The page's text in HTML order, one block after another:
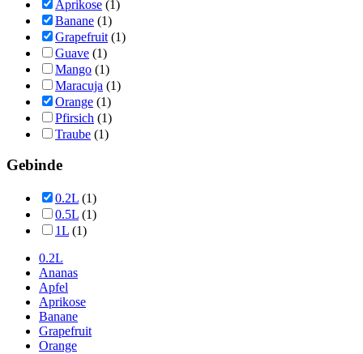
Aprikose (1)
Banane (1)
Grapefruit (1)
Guave (1)
Mango (1)
Maracuja (1)
Orange (1)
Pfirsich (1)
Traube (1)
Gebinde
0.2L (1)
0.5L (1)
1L (1)
0.2L
Ananas
Apfel
Aprikose
Banane
Grapefruit
Orange